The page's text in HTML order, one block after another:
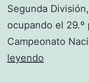
Segunda
ocupando el
Campeonato
leyendo